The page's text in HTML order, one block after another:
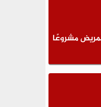
مشروعًا